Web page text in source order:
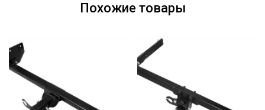
Похожие товары